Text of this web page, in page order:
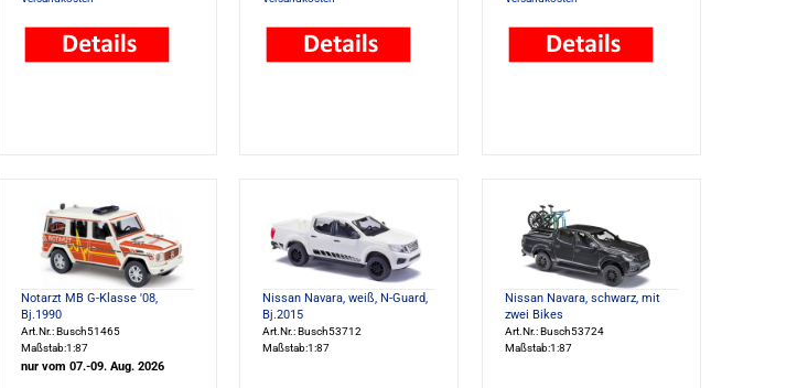
Notarzt MB G-Klasse '08,
Bj.1990
Art.Nr.: Busch51465
Maßstab:1:87
nur vom 07.-09. Aug. 2026
Nissan Navara, weiß, N-Guard,
Bj.2015
Art.Nr.: Busch53712
Maßstab:1:87
Nissan Navara, schwarz, mit
zwei Bikes
Art.Nr.: Busch53724
Maßstab:1:87